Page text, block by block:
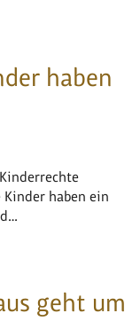
haben
haben ein
geht um